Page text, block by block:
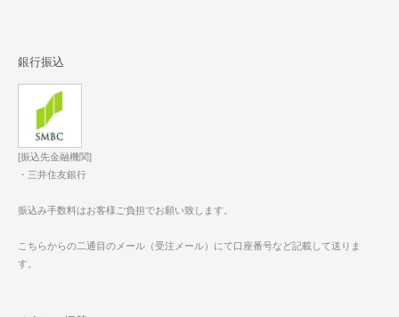
銀行振込
[振込先金融機関]
・三井住友銀行
振込み手数料はお客様ご負担でお願い致します。
こちらからの二通目のメール（受注メール）にて口座番号など記載して送りま
す。